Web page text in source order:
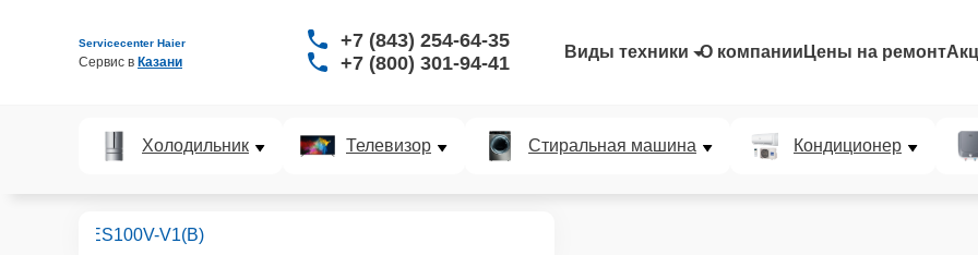
Servicecenter Haier
Сервис в Казани
+7 (843) 254-64-35
+7 (800) 301-94-41
Виды техники О компании Цены на ремонт
Холодильник Телевизор Стиральная машина Кондиционер
ES100V-V1(B)